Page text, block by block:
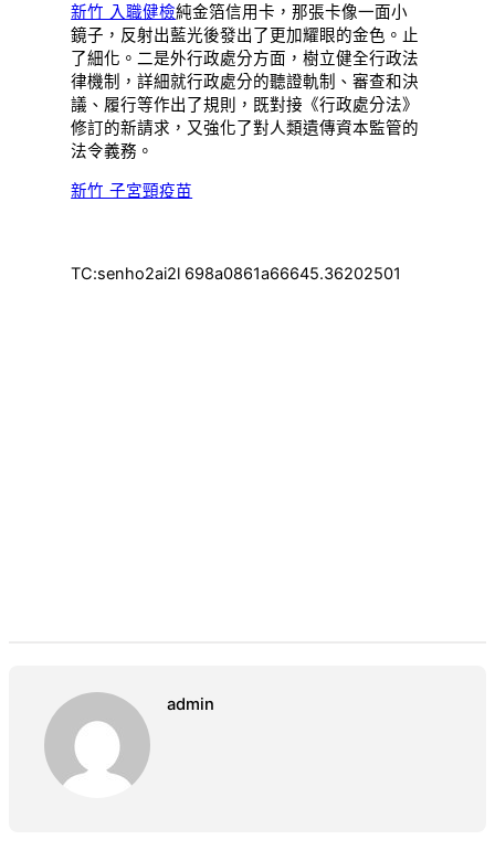
新竹 入職健檢純金箔信用卡，那張卡像一面小
鏡子，反射出藍光後發出了更加耀眼的金色。止
了細化。二是外行政處分方面，樹立健全行政法
律機制，詳細就行政處分的聽證軌制、審查和決
議、履行等作出了規則，既對接《行政處分法》
修訂的新請求，又強化了對人類遺傳資本監管的
法令義務。
新竹 子宮頸疫苗
TC:senho2ai2l 698a0861a66645.36202501
admin